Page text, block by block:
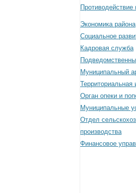
Противодействие
Экономика района
Социальное
Кадровая служба
Муниципальный
Территориальная
Орган опеки и
Муниципальные
Отдел
производства
Финансовое